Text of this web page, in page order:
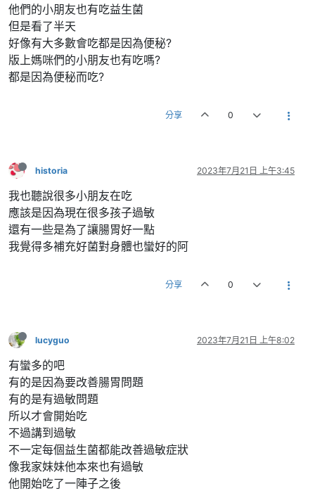
他們的小朋友也有吃益生菌
但是看了半天
好像有大多數會吃都是因為便秘?
版上媽咪們的小朋友也有吃嗎?
都是因為便秘而吃?
分享 0
historia 2023年7月21日 上午3:45
我也聽說很多小朋友在吃
應該是因為現在很多孩子過敏
還有一些是為了讓腸胃好一點
我覺得多補充好菌對身體也蠻好的阿
分享 0
lucyguo 2023年7月21日 上午8:02
有蠻多的吧
有的是因為要改善腸胃問題
有的是有過敏問題
所以才會開始吃
不過講到過敏
不一定每個益生菌都能改善過敏症狀
像我家妹妹他本來也有過敏
他開始吃了一陣子之後